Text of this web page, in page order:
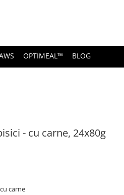
OPTIMEAL™ BLOG
- cu carne, 24x80g
carne